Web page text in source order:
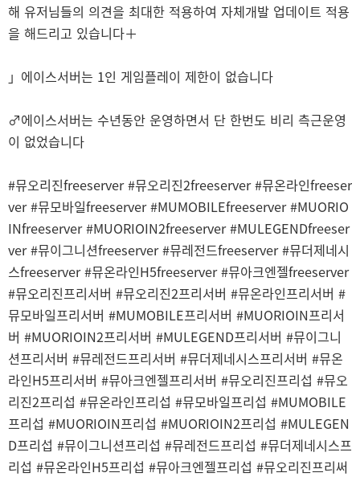
해 유저님들의 의견을 최대한 적용하여 자체개발 업데이트 적용
을 해드리고 있습니다＋
」에이스서버는 1인 게임플레이 제한이 없습니다
♂에이스서버는 수년동안 운영하면서 단 한번도 비리 측근운영
이 없었습니다
#뮤오리진freeserver #뮤오리진2freeserver #뮤온라인freeser
ver #뮤모바일freeserver #MUMOBILEfreeserver #MUORIO
INfreeserver #MUORIOIN2freeserver #MULEGENDfreeser
ver #뮤이그니션freeserver #뮤레전드freeserver #뮤더제네시
스freeserver #뮤온라인H5freeserver #뮤아크엔젤freeserver
#뮤오리진프리서버 #뮤오리진2프리서버 #뮤온라인프리서버 #
뮤모바일프리서버 #MUMOBILE프리서버 #MUORIOIN프리서
버 #MUORIOIN2프리서버 #MULEGEND프리서버 #뮤이그니
션프리서버 #뮤레전드프리서버 #뮤더제네시스프리서버 #뮤온
라인H5프리서버 #뮤아크엔젤프리서버 #뮤오리진프리섭 #뮤오
리진2프리섭 #뮤온라인프리섭 #뮤모바일프리섭 #MUMOBILE
프리섭 #MUORIOIN프리섭 #MUORIOIN2프리섭 #MULEGEN
D프리섭 #뮤이그니션프리섭 #뮤레전드프리섭 #뮤더제네시스프
리섭 #뮤온라인H5프리섭 #뮤아크엔젤프리섭 #뮤오리진프리써